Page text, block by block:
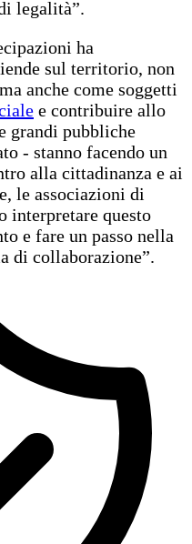
legalità”.
ha
sul territorio, non
anche come soggetti
e contribuire allo
grandi pubbliche
- stanno facendo un
alla cittadinanza e ai
le associazioni di
interpretare questo
e fare un passo nella
di collaborazione”.